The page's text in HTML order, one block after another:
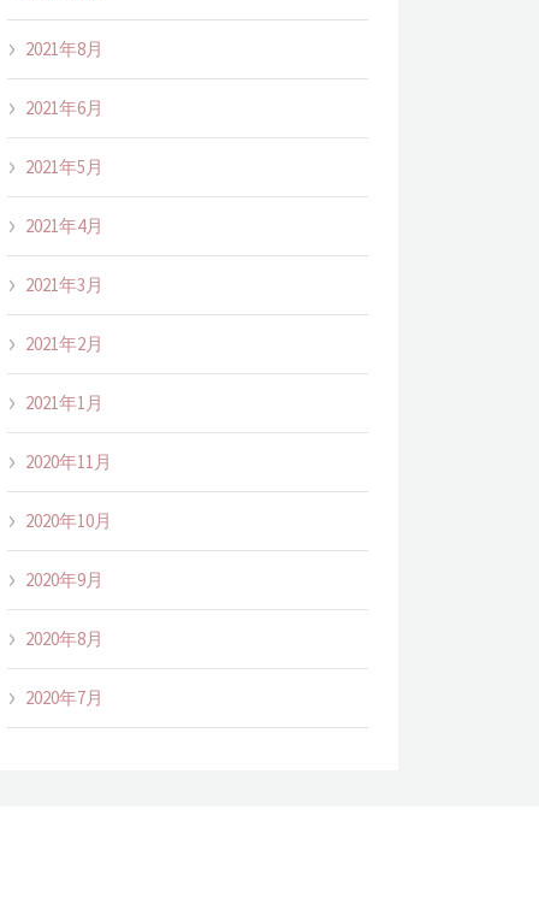
2021年8月
2021年6月
2021年5月
2021年4月
2021年3月
2021年2月
2021年1月
2020年11月
2020年10月
2020年9月
2020年8月
2020年7月